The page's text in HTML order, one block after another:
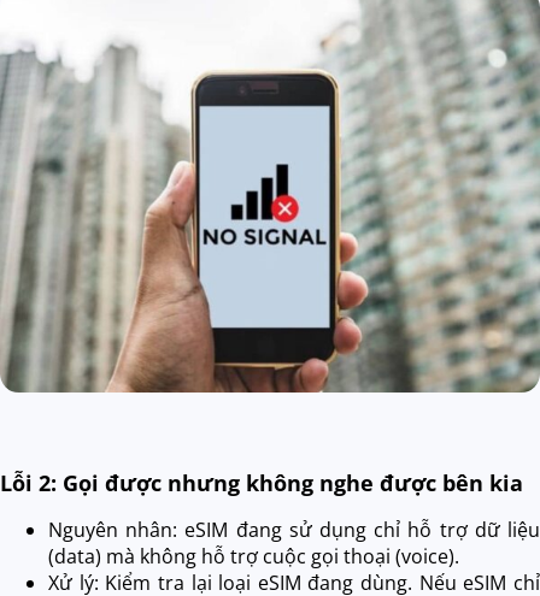
Lỗi 2: Gọi được nhưng không nghe được bên kia
Nguyên nhân: eSIM đang sử dụng chỉ hỗ trợ dữ liệu
(data) mà không hỗ trợ cuộc gọi thoại (voice).
Xử lý: Kiểm tra lại loại eSIM đang dùng. Nếu eSIM chỉ